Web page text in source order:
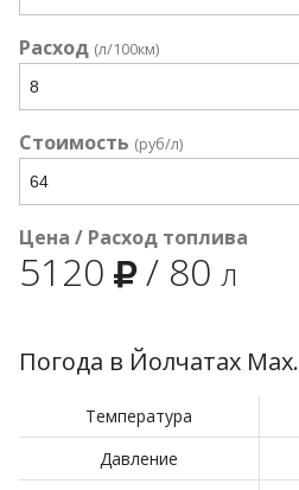
Расход (л/100км)
Стоимость (руб/л)
Цена / Расход топлива
5120 / 80 л
Погода в Йолчатах Мах.
Температура
Давление